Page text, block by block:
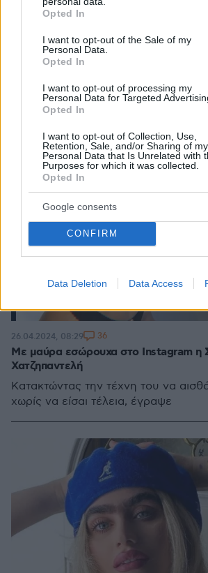
grant or deny consent to Google and its
use your data for below specified
consent section.
Opted In
I want to opt-out of the Sale of my
Personal Data.
Opted In
I want to opt-out of processing my
Personal Data for Targeted
Opted In
I want to opt-out of Collection, Use,
Retention, Sale, and/or Sharing of my
Personal Data that Is Unrelated with
Purposes for which it was collected.
Opted In
Google consents
CONFIRM
Data Deletion Data Access
Με μαύρα εσώρουχα στο Instagram η
Χατζηπαντελή
Κατακτώντας την τέχνη του να
χωρίς να είσαι τέλεια, έγραψε
26.04.2024, 08:29 36